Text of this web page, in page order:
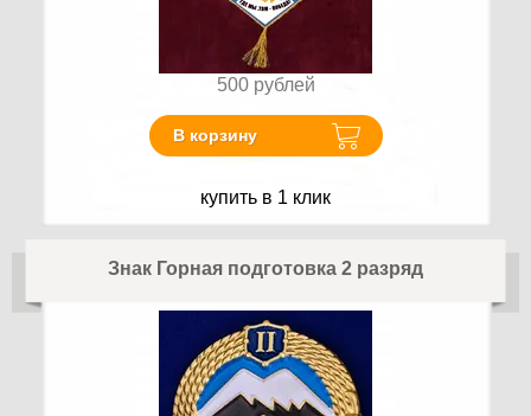
500 рублей
В корзину
купить в 1 клик
Знак Горная подготовка 2 разряд